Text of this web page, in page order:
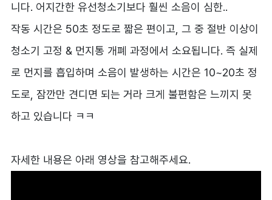
니다. 어지간한 유선청소기보다 훨씬 소음이 심한..
작동 시간은 50초 정도로 짧은 편이고, 그 중 절반 이상이
청소기 고정 & 먼지통 개폐 과정에서 소요됩니다. 즉 실제
로 먼지를 흡입하며 소음이 발생하는 시간은 10~20초 정
도로, 잠깐만 견디면 되는 거라 크게 불편함은 느끼지 못
하고 있습니다 ㅋㅋ
자세한 내용은 아래 영상을 참고해주세요.